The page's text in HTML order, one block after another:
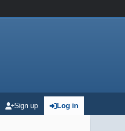
Log in
Sign up